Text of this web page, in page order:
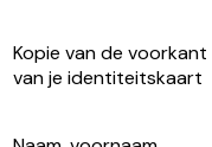
Kopie van de voorkant
van je identiteitskaart